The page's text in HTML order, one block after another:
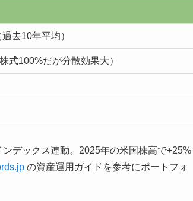
去10年平均）
式100%だが分散効果大）
デックス連動。2025年の米国株高で+25%
の資産運用ガイドを参考にポートフォ